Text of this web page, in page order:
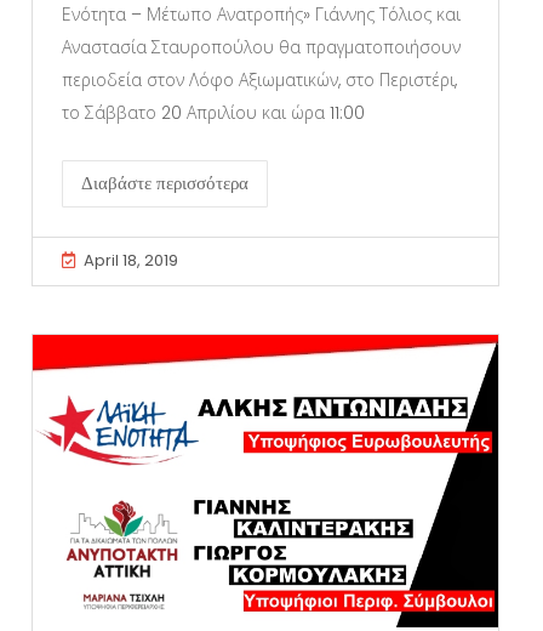
Ενότητα – Μέτωπο Ανατροπής» Γιάννης Τόλιος και
Αναστασία Σταυροπούλου θα πραγματοποιήσουν
περιοδεία στον Λόφο Αξιωματικών, στο Περιστέρι,
το Σάββατο 20 Απριλίου και ώρα 11:00
Διαβάστε περισσότερα
April 18, 2019